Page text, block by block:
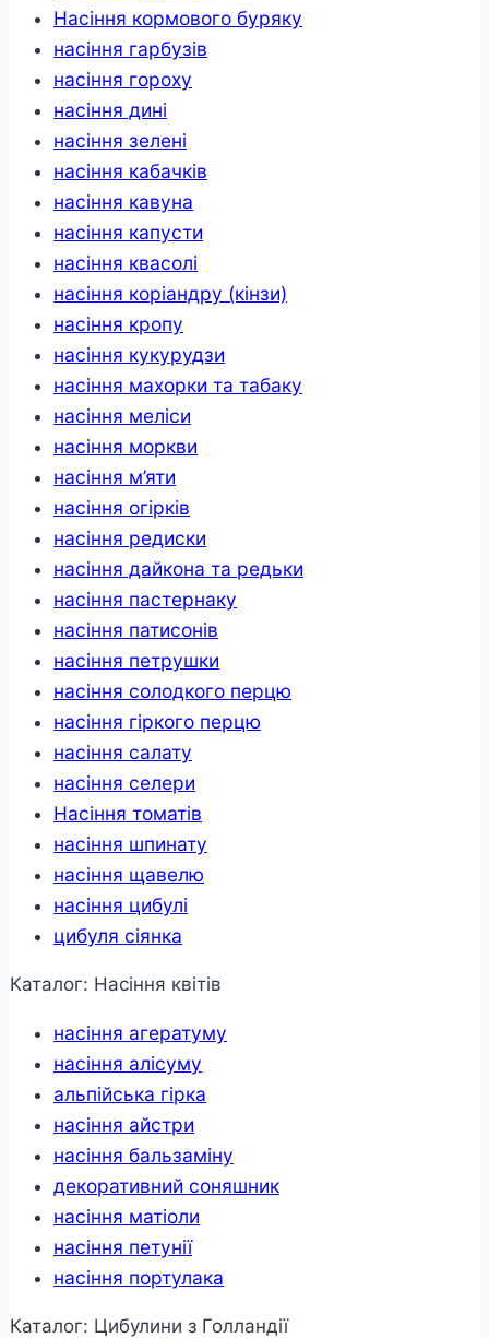
Насіння кормового буряку
насіння гарбузів
насіння гороху
насіння дині
насіння зелені
насіння кабачків
насіння кавуна
насіння капусти
насіння квасолі
насіння коріандру (кінзи)
насіння кропу
насіння кукурудзи
насіння махорки та табаку
насіння меліси
насіння моркви
насіння м’яти
насіння огірків
насіння редиски
насіння дайкона та редьки
насіння пастернаку
насіння патисонів
насіння петрушки
насіння солодкого перцю
насіння гіркого перцю
насіння салату
насіння селери
Насіння томатів
насіння шпинату
насіння щавелю
насіння цибулі
цибуля сіянка
Каталог: Насіння квітів
насіння агератуму
насіння алісуму
альпійська гірка
насіння айстри
насіння бальзаміну
декоративний соняшник
насіння матіоли
насіння петунії
насіння портулака
Каталог: Цибулини з Голландії